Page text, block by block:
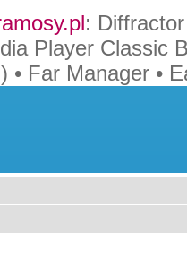
: Diffractor
Player Classic
• Far Manager •